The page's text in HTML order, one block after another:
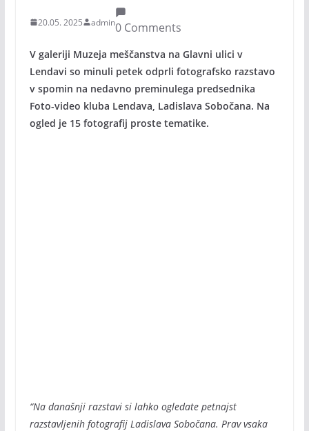
20.05. 2025 admin0 Comments
V galeriji Muzeja meščanstva na Glavni ulici v
Lendavi so minuli petek odprli fotografsko razstavo
v spomin na nedavno preminulega predsednika
Foto-video kluba Lendava, Ladislava Sobočana. Na
ogled je 15 fotografij proste tematike.
“Na današnji razstavi si lahko ogledate petnajst
razstavljenih fotografij Ladislava Sobočana. Prav vsaka